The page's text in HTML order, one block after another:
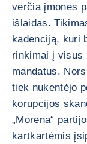
verčia įmones
išlaidas.
kadenciją, kuri
rinkimai į visus
mandatus.
tiek nukentėjo
korupcijos
„Morena“
kartkartėmis